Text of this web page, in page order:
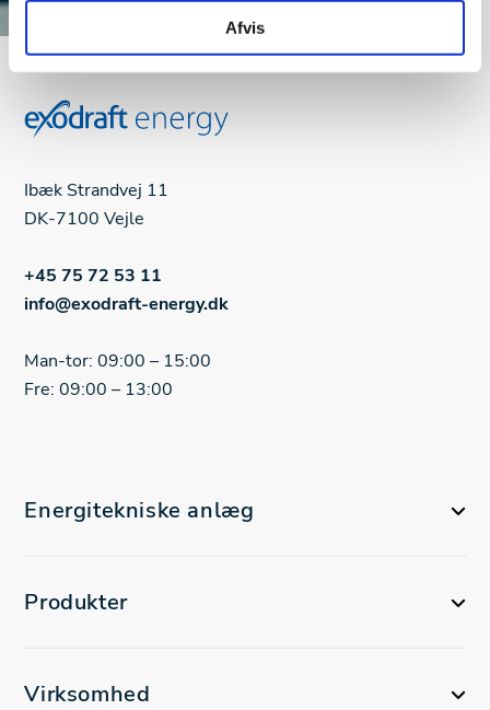
Afvis
Ibæk Strandvej 11
DK-7100 Vejle
+45 75 72 53 11
info@exodraft-energy.dk
Man-tor: 09:00 – 15:00
Fre: 09:00 – 13:00
Energitekniske anlæg
Produkter
Virksomhed